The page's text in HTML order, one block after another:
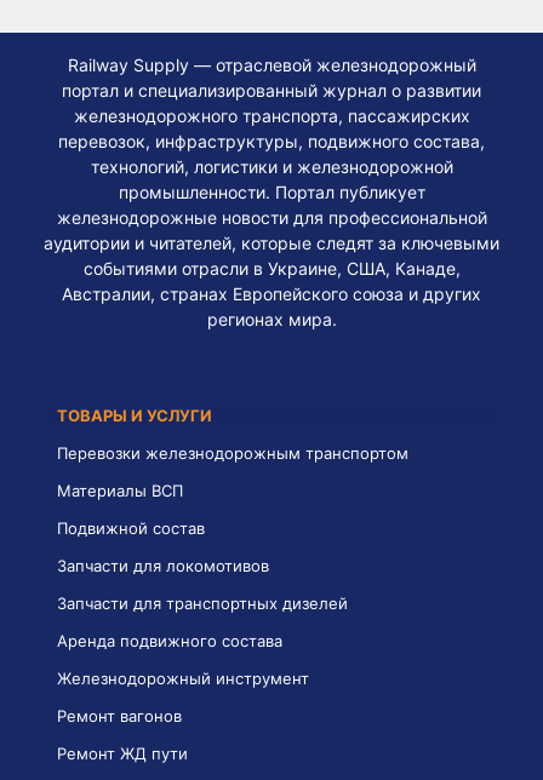
Railway Supply — отраслевой железнодорожный
портал и специализированный журнал о развитии
железнодорожного транспорта, пассажирских
перевозок, инфраструктуры, подвижного состава,
технологий, логистики и железнодорожной
промышленности. Портал публикует
железнодорожные новости для профессиональной
аудитории и читателей, которые следят за ключевыми
событиями отрасли в Украине, США, Канаде,
Австралии, странах Европейского союза и других
регионах мира.
ТОВАРЫ И УСЛУГИ
Перевозки железнодорожным транспортом
Материалы ВСП
Подвижной состав
Запчасти для локомотивов
Запчасти для транспортных дизелей
Аренда подвижного состава
Железнодорожный инструмент
Ремонт вагонов
Ремонт ЖД пути